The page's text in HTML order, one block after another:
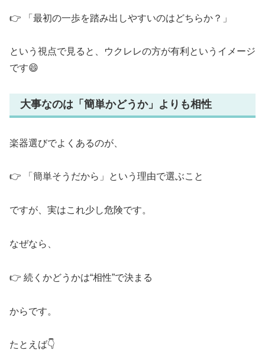
👉 「最初の一歩を踏み出しやすいのはどちらか？」
という視点で見ると、ウクレレの方が有利というイメージ
です😄
大事なのは「簡単かどうか」よりも相性
楽器選びでよくあるのが、
👉 「簡単そうだから」という理由で選ぶこと
ですが、実はこれ少し危険です。
なぜなら、
👉 続くかどうかは“相性”で決まる
からです。
たとえば👇